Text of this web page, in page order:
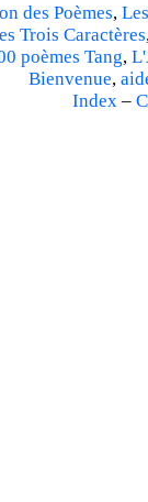
des Poèmes,
Trois Caractères
poèmes Tang,
Bienvenue,
Index –